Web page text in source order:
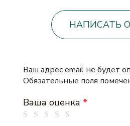
НАПИСАТЬ
Ваш адрес email не будет
Обязательные поля
Ваша оценка *